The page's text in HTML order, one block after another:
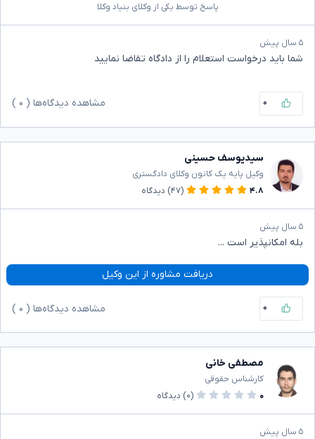
پاسخ توسط یکی از وکلای بنیاد وکلا
۵ سال پیش
شما باید درخواست استعلام را از دادگاه تقاضا نمایید
۰ مشاهده دیدگاه‌ها ( ۰
سیدیوسف حسینی
وکیل پایه یک کانون وکلای دادگستری
۴.۸
(۴۷) دیدگاه
۵ سال پیش
بله امکانپذیر است ...
دریافت مشاوره از این وکیل
۰ مشاهده دیدگاه‌ها ( ۰
مصطفی خانی
کارشناس حقوقی
۰
(۰) دیدگاه
۵ سال پیش